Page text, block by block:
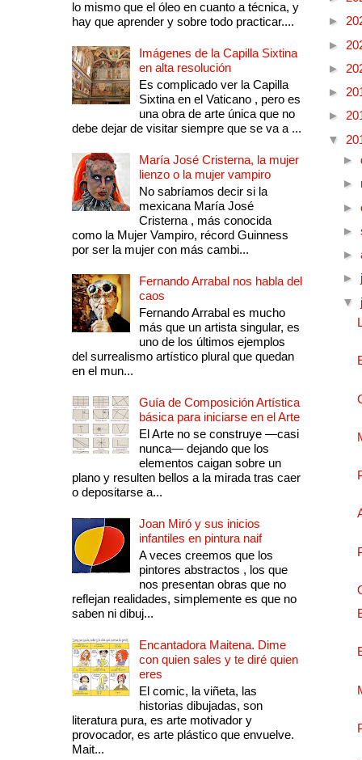
lo mismo que el óleo en cuanto a técnica, y
hay que aprender y sobre todo practicar....
Imágenes de la Capilla Sixtina
en alta resolución
Es complicado ver la Capilla
Sixtina en el Vaticano , pero es
una obra de arte única que no
debe dejar de visitar siempre que se va a ...
María José Cristerna, la mujer
lienzo o la mujer vampiro
No sabríamos decir si la
mexicana María José
Cristerna , más conocida
como la Mujer Vampiro, récord Guinness
por ser la mujer con más cambi...
Fernando Arrabal nos habla del
caos
Fernando Arrabal es mucho
más que un artista singular, es
uno de los últimos ejemplos
del surrealismo artístico plural que quedan
en el mun...
Guía de Composición Artística
básica para iniciarse en el Arte
El Arte no se construye —casi
nunca— dejando que los
elementos caigan sobre un
plano y resulten bellos a la mirada tras caer
o depositarse a...
Joan Miró y sus inicios
infantiles en pintura naif
A veces creemos que los
pintores abstractos , los que
nos presentan obras que no
reflejan realidades, simplemente es que no
saben ni dibuj...
Encantadora Maitena. Dime
con quien sales y te diré quien
eres
El comic, la viñeta, las
historias dibujadas, son
literatura pura, es arte motivador y
provocador, es arte plástico que envuelve.
Mait...
►
►
►
►
►
▼
►
►
►
►
►
►
▼